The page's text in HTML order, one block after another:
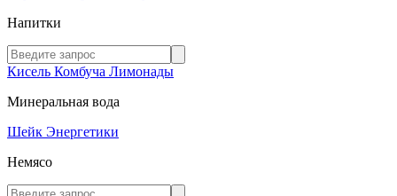
Напитки
Кисель Комбуча Лимонады
Минеральная вода
Шейк Энергетики
Немясо